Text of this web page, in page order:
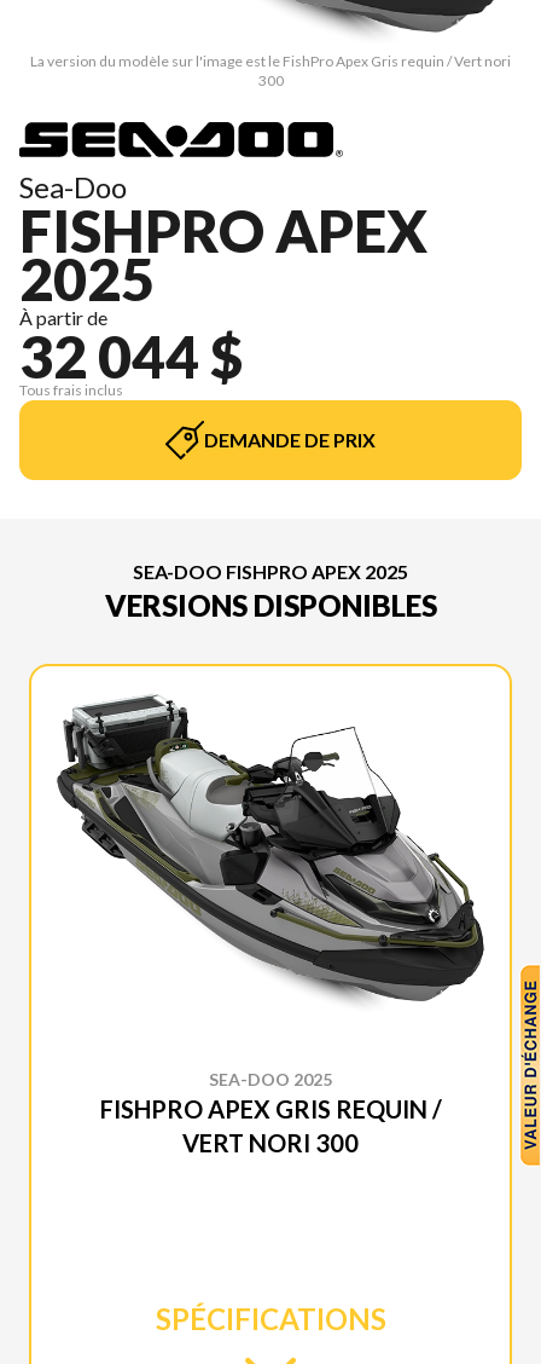
La version du modèle sur l'image est le FishPro Apex Gris requin / Vert nori
300
Sea-Doo
FISHPRO APEX
2025
À partir de
32 044 $
Tous frais inclus
DEMANDE DE PRIX
SEA-DOO FISHPRO APEX 2025
VERSIONS DISPONIBLES
SEA-DOO 2025
FISHPRO APEX GRIS REQUIN /
VERT NORI 300
SPÉCIFICATIONS